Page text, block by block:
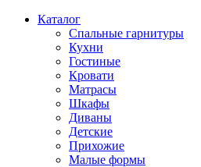
Каталог
Спальные гарнитуры
Кухни
Гостиные
Кровати
Матрасы
Шкафы
Диваны
Детские
Прихожие
Малые формы